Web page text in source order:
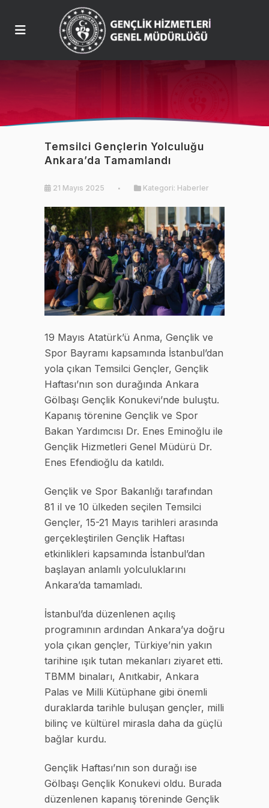
Temsilci Gençlerin Yolculuğu
Ankara’da Tamamlandı
21 Mayıs 2025 Kategori: Haberler
19 Mayıs Atatürk’ü Anma, Gençlik ve
Spor Bayramı kapsamında İstanbul’dan
yola çıkan Temsilci Gençler, Gençlik
Haftası’nın son durağında Ankara
Gölbaşı Gençlik Konukevi’nde buluştu.
Kapanış törenine Gençlik ve Spor
Bakan Yardımcısı Dr. Enes Eminoğlu ile
Gençlik Hizmetleri Genel Müdürü Dr.
Enes Efendioğlu da katıldı.
Gençlik ve Spor Bakanlığı tarafından
81 il ve 10 ülkeden seçilen Temsilci
Gençler, 15-21 Mayıs tarihleri arasında
gerçekleştirilen Gençlik Haftası
etkinlikleri kapsamında İstanbul’dan
başlayan anlamlı yolculuklarını
Ankara’da tamamladı.
İstanbul’da düzenlenen açılış
programının ardından Ankara’ya doğru
yola çıkan gençler, Türkiye’nin yakın
tarihine ışık tutan mekanları ziyaret etti.
TBMM binaları, Anıtkabir, Ankara
Palas ve Milli Kütüphane gibi önemli
duraklarda tarihle buluşan gençler, milli
bilinç ve kültürel mirasla daha da güçlü
bağlar kurdu.
Gençlik Haftası’nın son durağı ise
Gölbaşı Gençlik Konukevi oldu. Burada
düzenlenen kapanış töreninde Gençlik